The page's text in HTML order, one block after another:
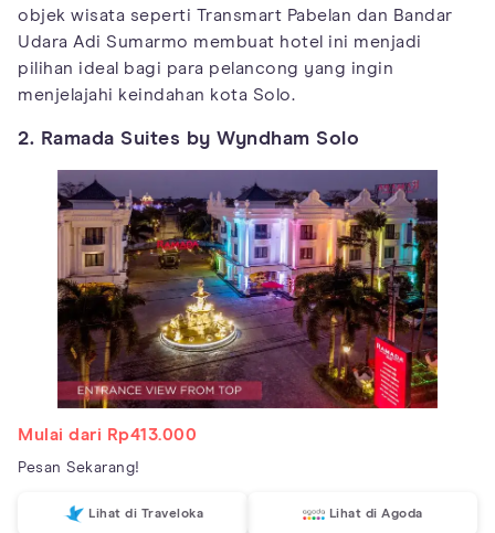
objek wisata seperti Transmart Pabelan dan Bandar
Udara Adi Sumarmo membuat hotel ini menjadi
pilihan ideal bagi para pelancong yang ingin
menjelajahi keindahan kota Solo.
2. Ramada Suites by Wyndham Solo
Mulai dari Rp413.000
Pesan Sekarang!
Lihat di Traveloka Lihat di Agoda